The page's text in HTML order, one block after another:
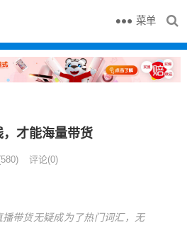
菜单
才能海量带货
评论(0)
带货无疑成为了热门词汇，无